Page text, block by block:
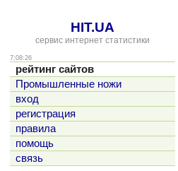
HIT.UA
сервис интернет статистики
7:08:26
рейтинг сайтов
Промышленные ножи
вход
регистрация
правила
помощь
связь